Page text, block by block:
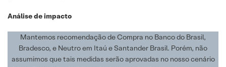
Análise de impacto
Mantemos recomendação de Compra no Banco do Brasil,
Bradesco, e Neutro em Itaú e Santander Brasil. Porém, não
assumimos que tais medidas serão aprovadas no nosso cenário